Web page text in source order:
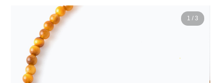
1 / 3